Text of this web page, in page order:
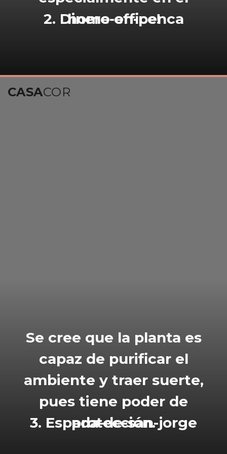
home office!
2. Dinero-en-penca
Se cree que la planta es
capaz de purificar el
ambiente y traer suerte,
pues tiene poder de
protección.
3. Espada-de-san-jorge
CASACOR